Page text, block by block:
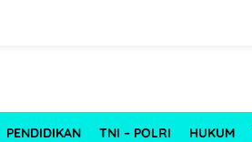
PENDIDIKAN TNI – POLRI HUKUM